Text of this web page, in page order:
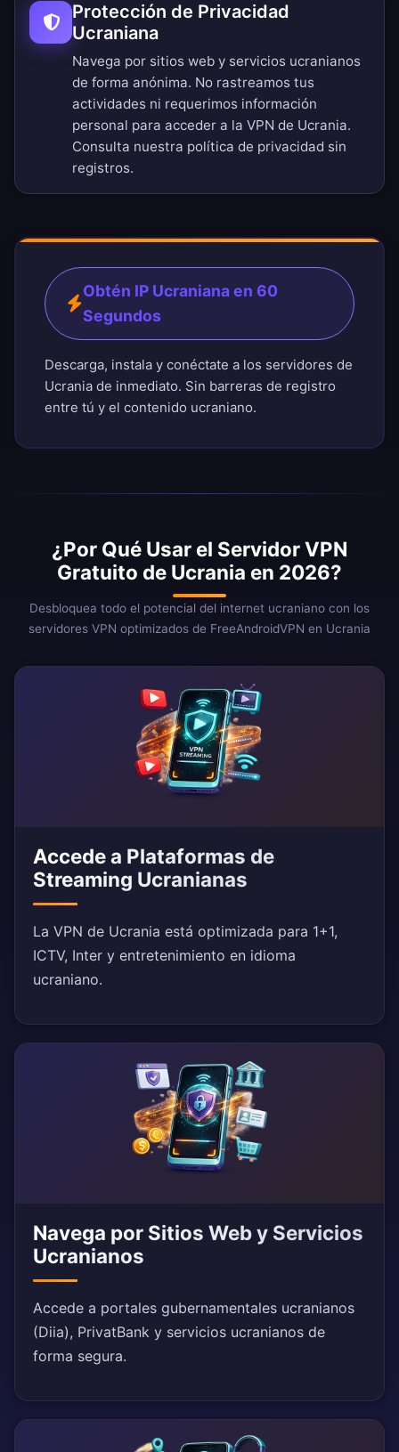
Protección de Privacidad
Ucraniana
Navega por sitios web y servicios ucranianos
de forma anónima. No rastreamos tus
actividades ni requerimos información
personal para acceder a la VPN de Ucrania.
Consulta nuestra política de privacidad sin
registros.
Obtén IP Ucraniana en 60
Segundos
Descarga, instala y conéctate a los servidores de
Ucrania de inmediato. Sin barreras de registro
entre tú y el contenido ucraniano.
¿Por Qué Usar el Servidor VPN
Gratuito de Ucrania en 2026?
Desbloquea todo el potencial del internet ucraniano con los
servidores VPN optimizados de FreeAndroidVPN en Ucrania
Accede a Plataformas de
Streaming Ucranianas
La VPN de Ucrania está optimizada para 1+1,
ICTV, Inter y entretenimiento en idioma
ucraniano.
Navega por Sitios Web y Servicios
Ucranianos
Accede a portales gubernamentales ucranianos
(Diia), PrivatBank y servicios ucranianos de
forma segura.